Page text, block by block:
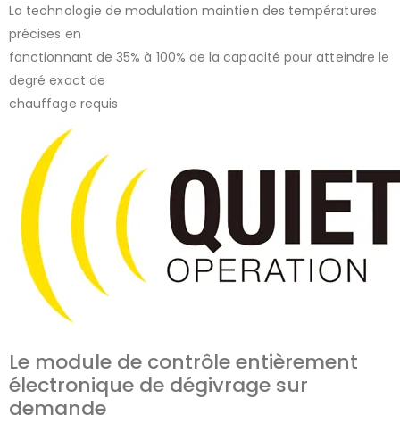
La technologie de modulation maintien des températures
précises en
fonctionnant de 35% à 100% de la capacité pour atteindre le
degré exact de
chauffage requis
Le module de contrôle entièrement
électronique de dégivrage sur
demande